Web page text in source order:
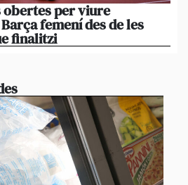
obertes per viure
femení des de les
finalitzi